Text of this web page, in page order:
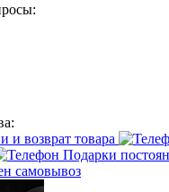
и возврат товара
Подарки
самовывоз